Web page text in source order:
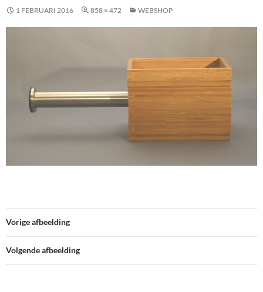
1 FEBRUARI 2016 858 × 472 WEBSHOP
Vorige afbeelding
Volgende afbeelding